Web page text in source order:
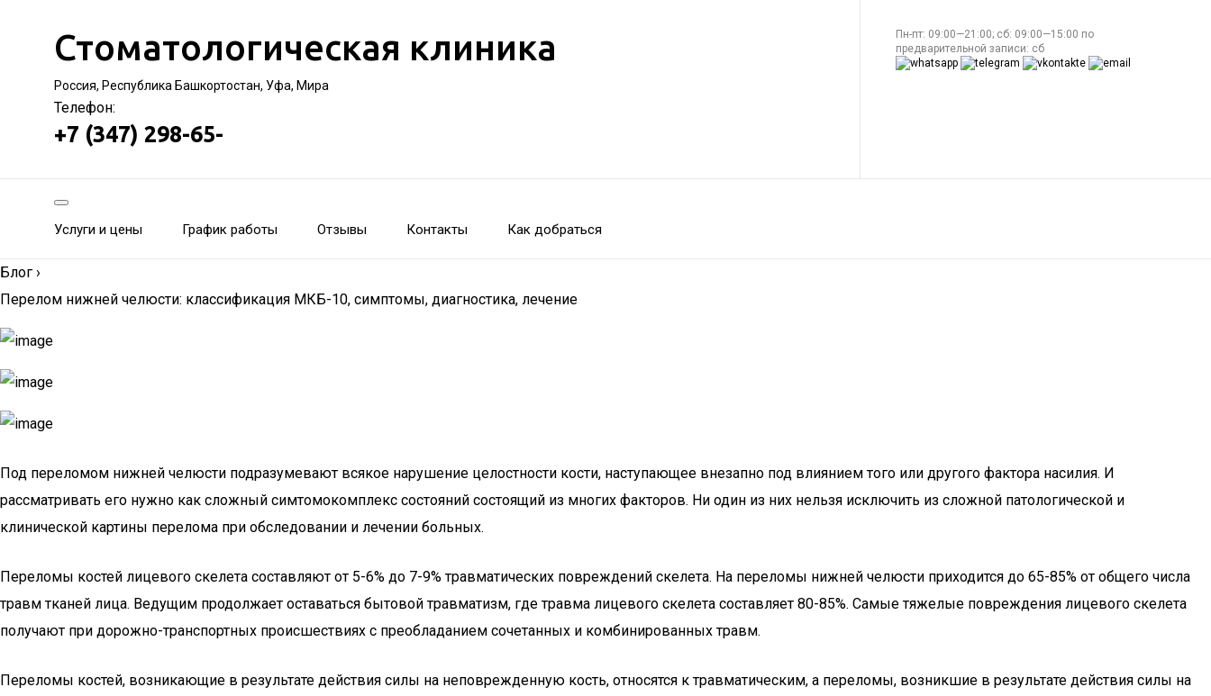
Стоматологическая клиника
Россия, Республика Башкортостан, Уфа, Мира
Телефон:
+7 (347) 298-65-
Пн-пт: 09:00—21:00; сб: 09:00—15:00 по
предварительной записи: сб
Услуги и цены График работы Отзывы Контакты Как добраться
Блог ›
Перелом нижней челюсти: классификация МКБ-10, симптомы, диагностика, лечение
Под переломом нижней челюсти подразумевают всякое нарушение целостности кости, наступающее внезапно под влиянием того или другого фактора насилия. И
рассматривать его нужно как сложный симтомокомплекс состояний состоящий из многих факторов. Ни один из них нельзя исключить из сложной патологической и
клинической картины перелома при обследовании и лечении больных.
Переломы костей лицевого скелета составляют от 5-6% до 7-9% травматических повреждений скелета. На переломы нижней челюсти приходится до 65-85% от общего числа
травм тканей лица. Ведущим продолжает оставаться бытовой травматизм, где травма лицевого скелета составляет 80-85%. Самые тяжелые повреждения лицевого скелета
получают при дорожно-транспортных происшествиях с преобладанием сочетанных и комбинированных травм.
Переломы костей, возникающие в результате действия силы на неповрежденную кость, относятся к травматическим, а переломы, возникшие в результате действия силы на